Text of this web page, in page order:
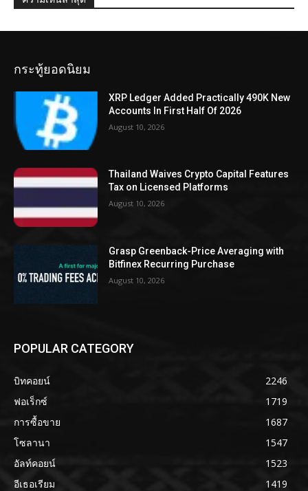
กระทู้ยอดนิยม
XRP Ledger Added Practically 490K New
Accounts In First Half Of 2026
August 10, 2026
Thailand Waives Crypto Capital Features
Tax on Licensed Platforms
August 10, 2026
Grasp Greenback-Price Averaging with
Bitfinex Recurring Purchase
August 10, 2026
POPULAR CATEGORY
บิทคอยน์
2246
ฟอเร็กซ์
1719
การซื้อขาย
1687
โซลานา
1547
อัลท์คอยน์
1523
อีเธอเรียม
1419